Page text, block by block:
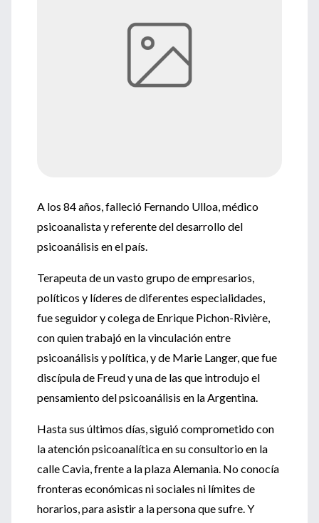
A los 84 años, falleció Fernando Ulloa, médico
psicoanalista y referente del desarrollo del
psicoanálisis en el país.
Terapeuta de un vasto grupo de empresarios,
políticos y líderes de diferentes especialidades,
fue seguidor y colega de Enrique Pichon-Rivière,
con quien trabajó en la vinculación entre
psicoanálisis y política, y de Marie Langer, que fue
discípula de Freud y una de las que introdujo el
pensamiento del psicoanálisis en la Argentina.
Hasta sus últimos días, siguió comprometido con
la atención psicoanalítica en su consultorio en la
calle Cavia, frente a la plaza Alemania. No conocía
fronteras económicas ni sociales ni límites de
horarios, para asistir a la persona que sufre. Y